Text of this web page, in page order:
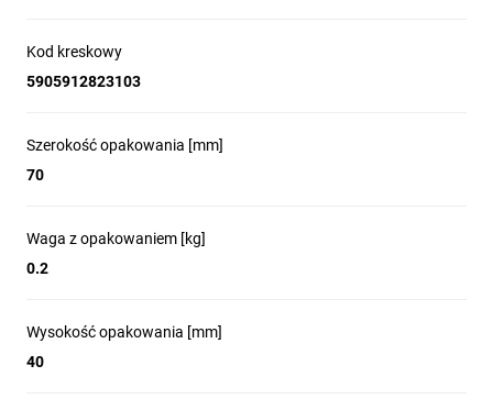
Kod kreskowy
5905912823103
Szerokość opakowania [mm]
70
Waga z opakowaniem [kg]
0.2
Wysokość opakowania [mm]
40